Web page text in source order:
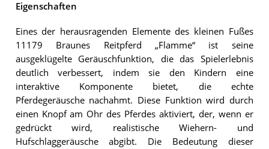
Eigenschaften
Eines der herausragenden Elemente des kleinen Fußes
11179 Braunes Reitpferd „Flamme“ ist seine
ausgeklügelte Geräuschfunktion, die das Spielerlebnis
deutlich verbessert, indem sie den Kindern eine
interaktive Komponente bietet, die echte
Pferdegeräusche nachahmt. Diese Funktion wird durch
einen Knopf am Ohr des Pferdes aktiviert, der, wenn er
gedrückt wird, realistische Wiehern- und
Hufschlaggeräusche abgibt. Die Bedeutung dieser